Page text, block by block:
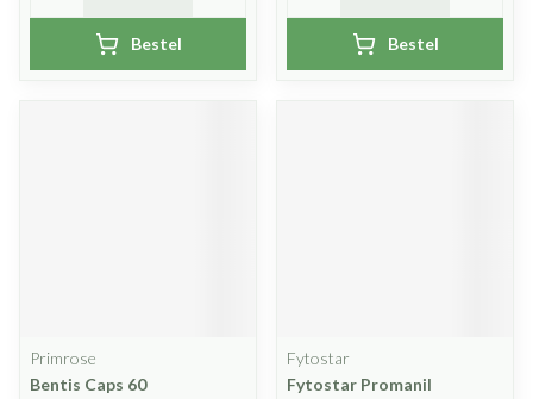
Bestel Bestel
Primrose
Bentis Caps 60
Fytostar
Fytostar Promanil